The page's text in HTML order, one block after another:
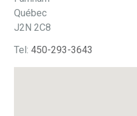
Québec
J2N 2C8
Tel: 450-293-3643